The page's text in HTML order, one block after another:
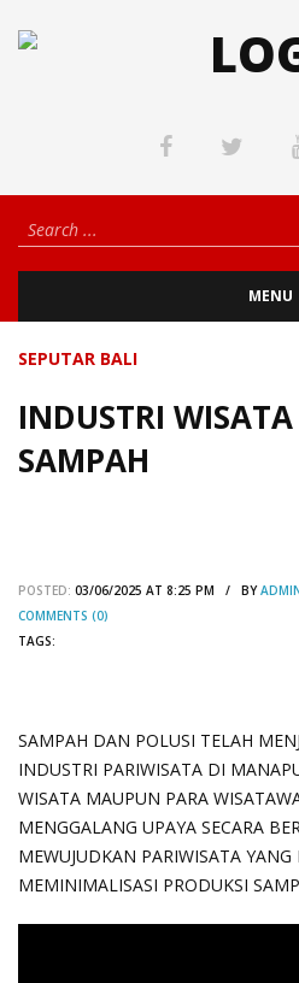
MENU
SEPUTAR BALI
INDUSTRI
SAMPAH
POSTED: 03/06/2025 AT 8:25 PM / BY
COMMENTS (0)
TAGS:
SAMPAH DAN POLUSI TELAH
INDUSTRI PARIWISATA DI
WISATA MAUPUN PARA
MENGGALANG UPAYA SECARA
MEWUJUDKAN PARIWISATA
MEMINIMALISASI PRODUKSI